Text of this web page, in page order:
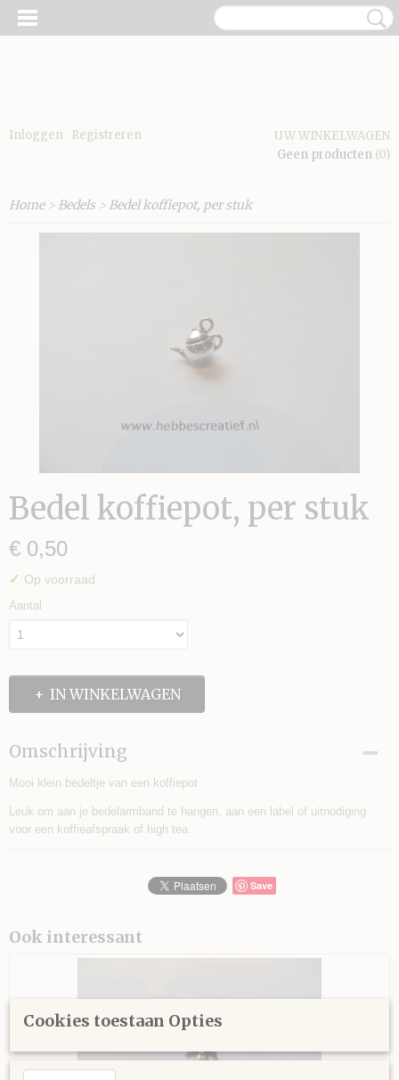
Inloggen Registreren
UW WINKELWAGEN
Geen producten (0)
Home> Bedels> Bedel koffiepot, per stuk
Bedel koffiepot, per stuk
€ 0,50
✓ Op voorraad
Aantal
IN WINKELWAGEN
Omschrijving
Mooi klein bedeltje van een koffiepot
Leuk om aan je bedelarmband te hangen, aan een label of uitnodiging
voor een koffieafspraak of high tea.
Save
Ook interessant
Cookies toestaan Opties